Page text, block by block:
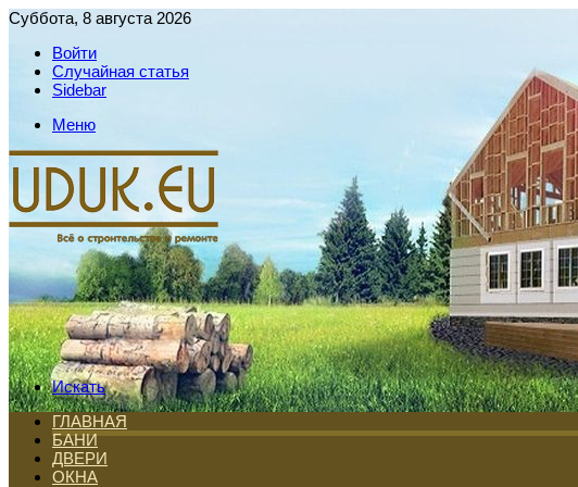
Суббота, 8 августа 2026
Войти
Случайная статья
Sidebar
Меню
Искать
ГЛАВНАЯ
БАНИ
ДВЕРИ
ОКНА